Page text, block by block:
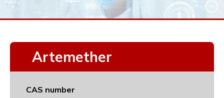
Artemether
CAS number